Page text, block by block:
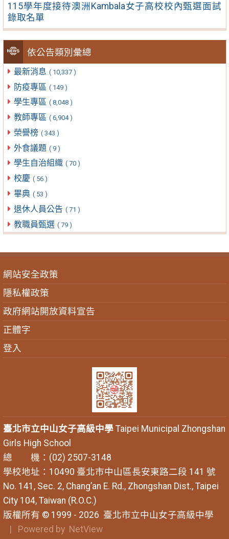
115學年度接待澳洲Kambala女子高校校內甄選面試
錄取名單
依公告類別彙總
最新消息 ( 10,337 )
防疫專區 ( 149 )
學生專區 ( 8,048 )
教師專區 ( 6,904 )
榮譽榜 ( 343 )
外食議題 ( 9 )
學生自治組織 ( 70 )
校慶 ( 56 )
畢典 ( 53 )
退休人員公告 ( 71 )
教職員甄選 ( 79 )
網站安全政策
隱私權政策
政府網站開放資料宣告
正體字
登入
臺北市立中山女子高級中學Taipei Municipal Zhongshan
Girls High School
總 機：(02) 2507-3148
學校地址：10490 臺北市中山區長安東路二段 141 號
No. 141, Sec. 2, Chang’an E. Rd., Zhongshan Dist., Taipei
City 104, Taiwan (R.O.C.)
版權所有 © 1999 - 2026 臺北市立中山女子高級中學
| Powered by NetView